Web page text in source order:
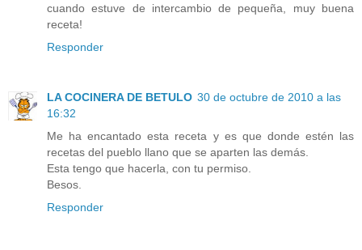
cuando estuve de intercambio de pequeña, muy buena
receta!
Responder
LA COCINERA DE BETULO 30 de octubre de 2010 a las
16:32
Me ha encantado esta receta y es que donde estén las
recetas del pueblo llano que se aparten las demás.
Esta tengo que hacerla, con tu permiso.
Besos.
Responder